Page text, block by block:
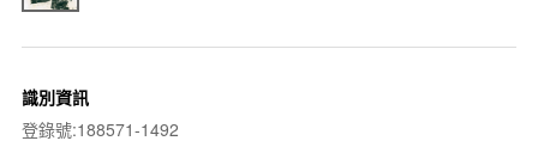
識別資訊
登錄號:188571-1492